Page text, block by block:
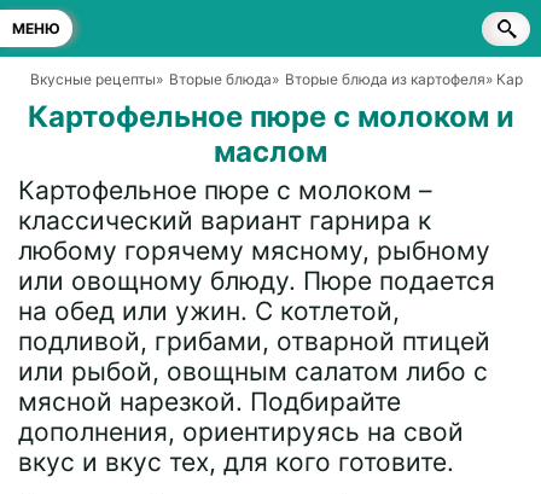
МЕНЮ
Вкусные рецепты» Вторые блюда» Вторые блюда из картофеля»
Картофельное пюре с молоком и
маслом
Картофельное пюре с молоком –
классический вариант гарнира к
любому горячему мясному, рыбному
или овощному блюду. Пюре подается
на обед или ужин. С котлетой,
подливой, грибами, отварной птицей
или рыбой, овощным салатом либо с
мясной нарезкой. Подбирайте
дополнения, ориентируясь на свой
вкус и вкус тех, для кого готовите.